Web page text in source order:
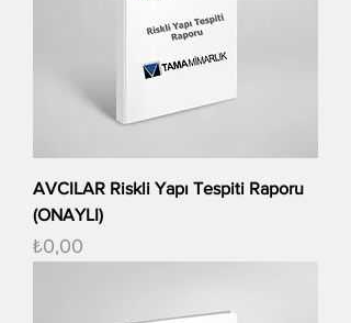
AVCILAR Riskli Yapı Tespiti Raporu
(ONAYLI)
Fiyat
₺0,00